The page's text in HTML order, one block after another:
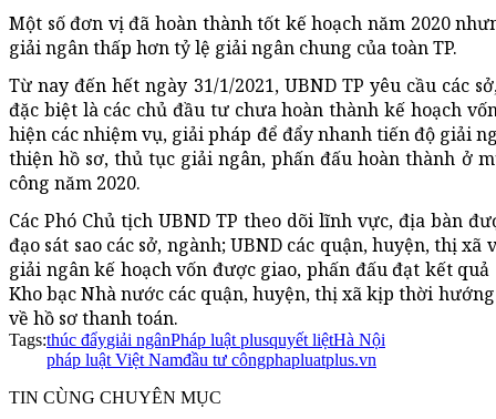
Một số đơn vị đã hoàn thành tốt kế hoạch năm 2020
giải ngân thấp hơn tỷ lệ giải ngân chung của toàn TP.
Từ nay đến hết ngày 31/1/2021, UBND TP yêu cầu các
đặc biệt là các chủ đầu tư chưa hoàn thành kế hoạch
hiện các nhiệm vụ, giải pháp để đẩy nhanh tiến độ giải
thiện hồ sơ, thủ tục giải ngân, phấn đấu hoàn thành ở
công năm 2020.
Các Phó Chủ tịch UBND TP theo dõi lĩnh vực, địa bàn
đạo sát sao các sở, ngành; UBND các quận, huyện, thị
giải ngân kế hoạch vốn được giao, phấn đấu đạt kết
Kho bạc Nhà nước các quận, huyện, thị xã kịp thời
về hồ sơ thanh toán.
Tags:thúc đẩygiải ngânPháp luật plusquyết liệtHà Nội
pháp luật Việt Namđầu tư côngphapluatplus.vn
TIN CÙNG CHUYÊN MỤC